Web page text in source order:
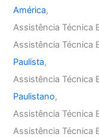
América,
Assistência Técnica
Assistência Técnica
Paulista,
Assistência Técnica
Paulistano,
Assistência Técnica
Assistência Técnica